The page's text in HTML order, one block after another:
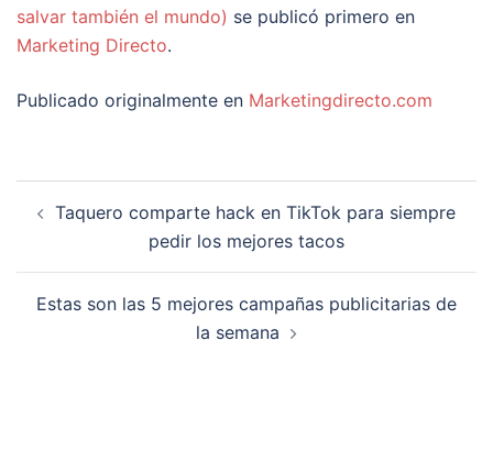
salvar también el mundo) se publicó primero en
Marketing Directo.
Publicado originalmente en Marketingdirecto.com
de Taquero comparte hack en TikTok para siempre
pedir los mejores tacos
Estas son las 5 mejores campañas publicitarias de
la semana